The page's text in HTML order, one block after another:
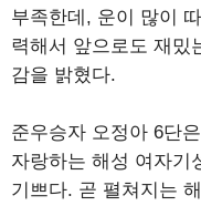
부족한데, 운이 많이
력해서 앞으로도 재밌
감을 밝혔다.
준우승자 오정아 6단
자랑하는 해성 여자기
기쁘다. 곧 펼쳐지는